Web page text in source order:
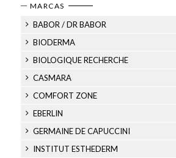
MARCAS
BABOR / DR BABOR
BIODERMA
BIOLOGIQUE RECHERCHE
CASMARA
COMFORT ZONE
EBERLIN
GERMAINE DE CAPUCCINI
INSTITUT ESTHEDERM